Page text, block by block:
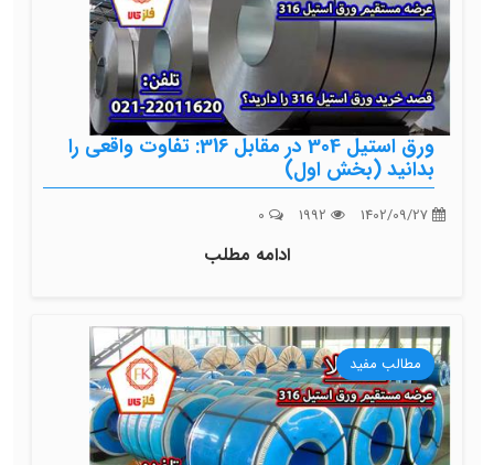
ورق استیل 304 در مقابل 316: تفاوت واقعی را
بدانید (بخش اول)
ادامه مطلب
مطالب مفید